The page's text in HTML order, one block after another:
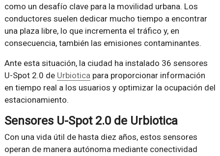
como un desafío clave para la movilidad urbana. Los
conductores suelen dedicar mucho tiempo a encontrar
una plaza libre, lo que incrementa el tráfico y, en
consecuencia, también las emisiones contaminantes.
Ante esta situación, la ciudad ha instalado 36 sensores
U-Spot 2.0 de Urbioticapara proporcionar información
en tiempo real a los usuarios y optimizar la ocupación del
estacionamiento.
Sensores U-Spot 2.0 de Urbiotica
Con una vida útil de hasta diez años, estos sensores
operan de manera autónoma mediante conectividad